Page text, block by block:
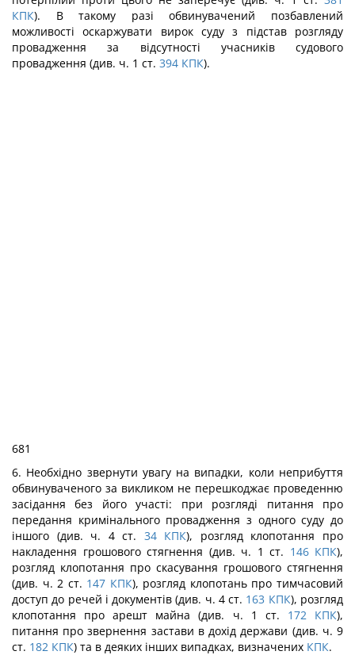
КПК). В такому разі обвинувачений позбавлений
можливості оскаржувати вирок суду з підстав розгляду
провадження за відсутності учасників судового
провадження (див. ч. 1 ст. 394 КПК).
681
6. Необхідно звернути увагу на випадки, коли неприбуття
обвинуваченого за викликом не перешкоджає проведенню
засідання без його участі: при розгляді питання про
передання кримінального провадження з одного суду до
іншого (див. ч. 4 ст. 34 КПК), розгляд клопотання про
накладення грошового стягнення (див. ч. 1 ст. 146 КПК),
розгляд клопотання про скасування грошового стягнення
(див. ч. 2 ст. 147 КПК), розгляд клопотань про тимчасовий
доступ до речей і документів (див. ч. 4 ст. 163 КПК), розгляд
клопотання про арешт майна (див. ч. 1 ст. 172 КПК),
питання про звернення застави в дохід держави (див. ч. 9
ст. 182 КПК) та в деяких інших випадках, визначених КПК.